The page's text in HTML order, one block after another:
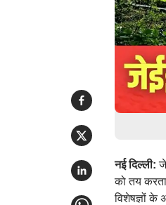
नई दिल्ली:
को तय
विशेषज्ञों